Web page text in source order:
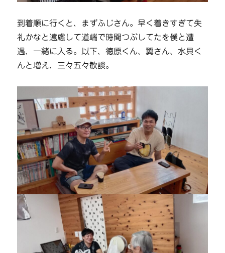
到着順に行くと、まずふじさん。早く着きすぎて失
礼かなと遠慮して道端で時間つぶしてたを僕と遭
遇、一緒に入る。以下、徳原くん、翼さん、水貝く
んと増え、三々五々歓談。